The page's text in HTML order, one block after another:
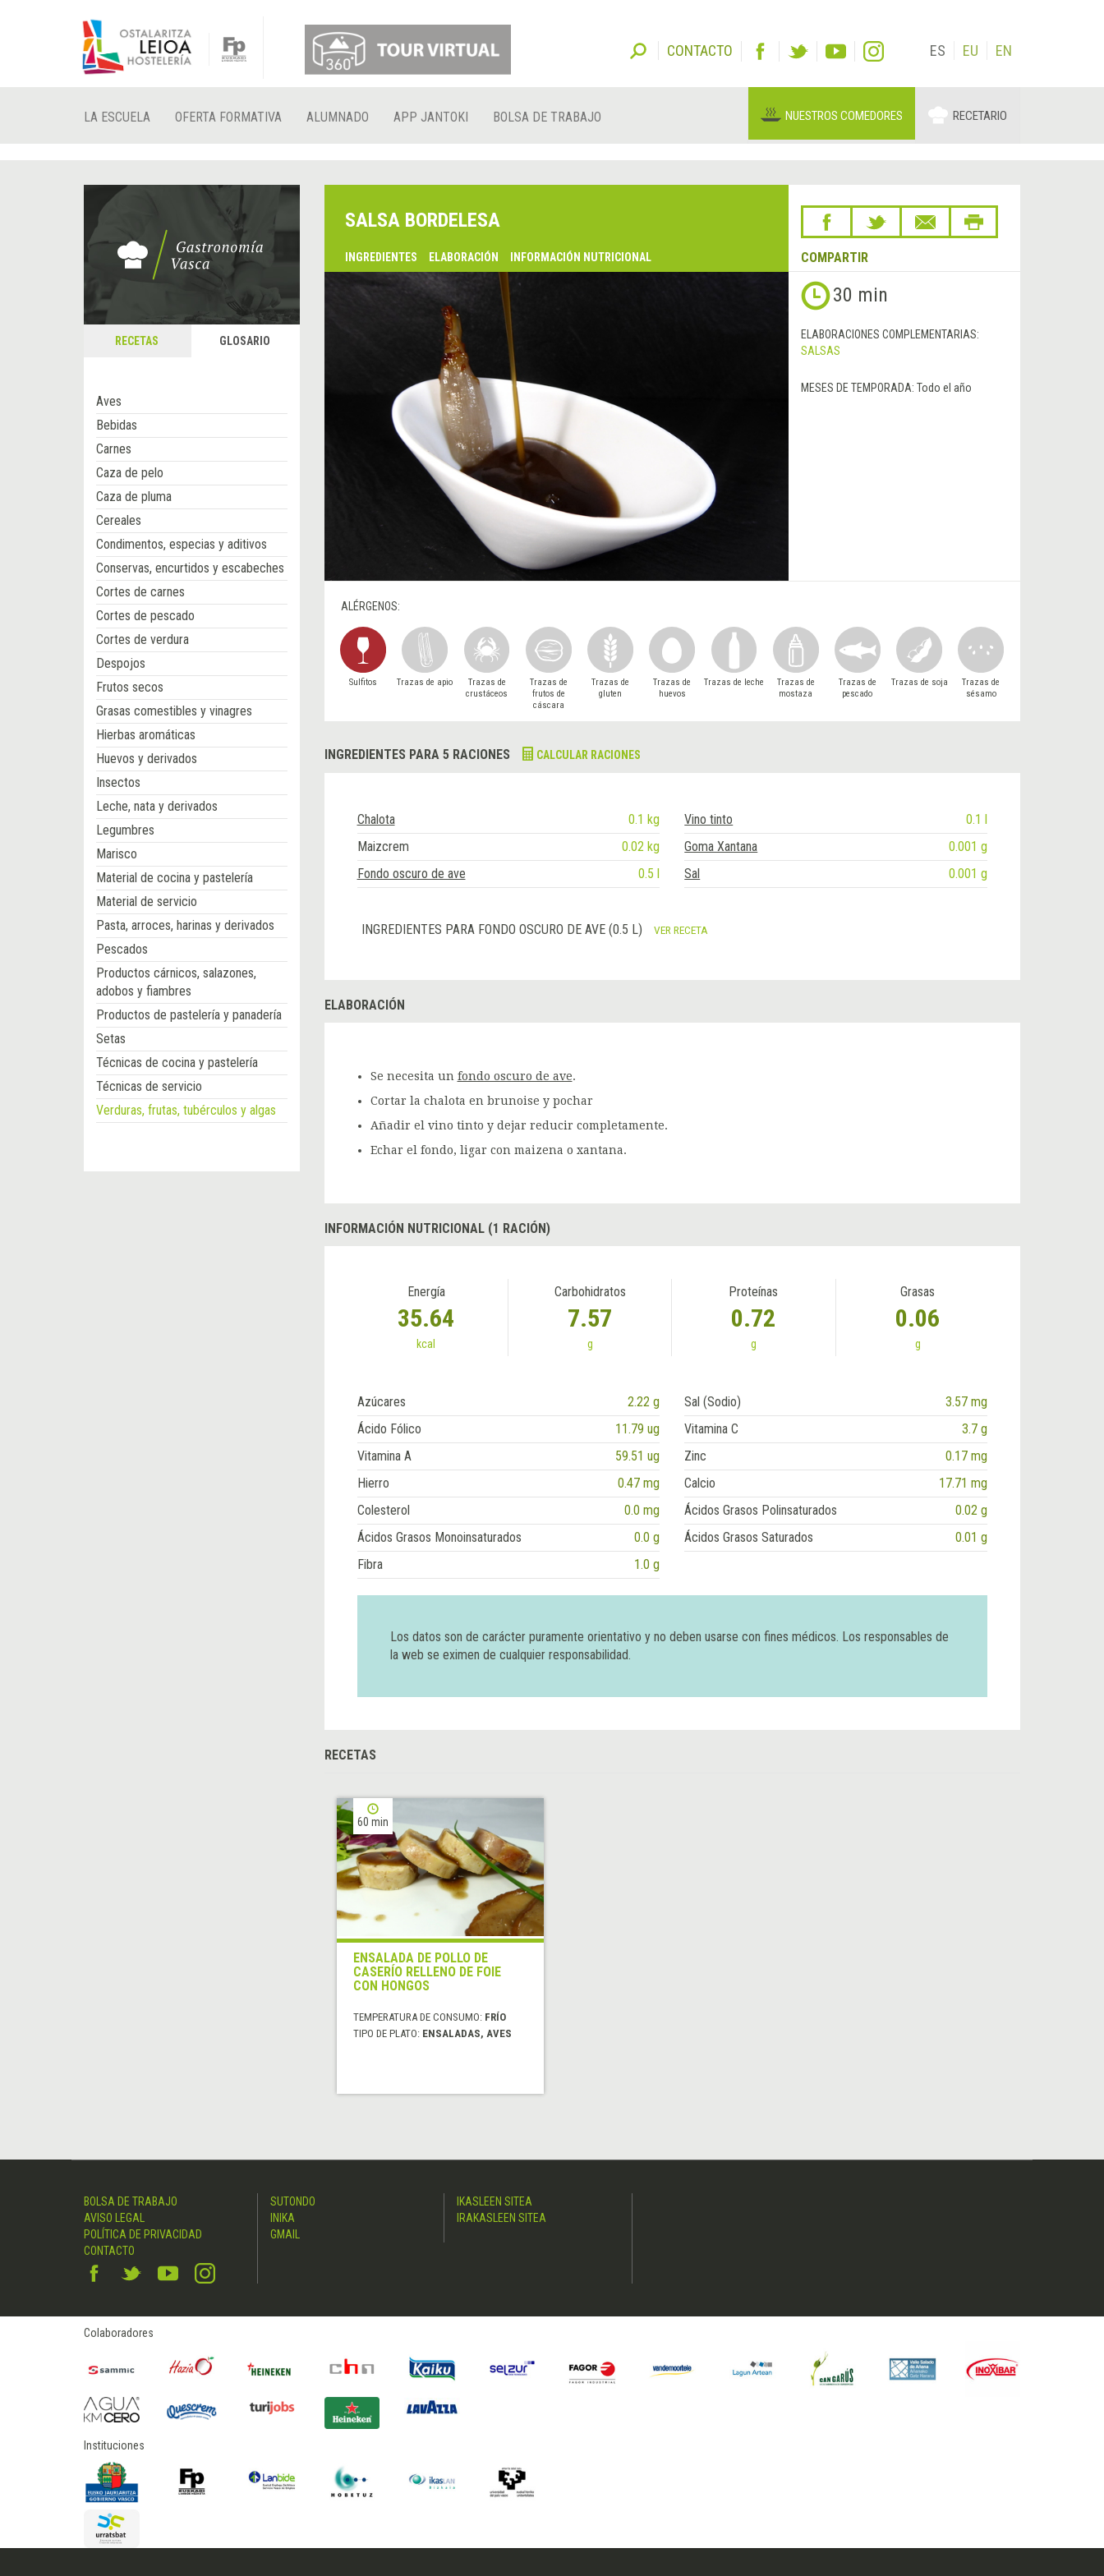
CONTACTO ES EU EN
LA ESCUELA OFERTA FORMATIVA ALUMNADO APP JANTOKI BOLSA DE TRABAJO NUESTROS COMEDORES RECETARIO
RECETAS GLOSARIO
Aves
Bebidas
Carnes
Caza de pelo
Caza de pluma
Cereales
Condimentos, especias y aditivos
Conservas, encurtidos y escabeches
Cortes de carnes
Cortes de pescado
Cortes de verdura
Despojos
Frutos secos
Grasas comestibles y vinagres
Hierbas aromáticas
Huevos y derivados
Insectos
Leche, nata y derivados
Legumbres
Marisco
Material de cocina y pastelería
Material de servicio
Pasta, arroces, harinas y derivados
Pescados
Productos cárnicos, salazones,
adobos y fiambres
Productos de pastelería y panadería
Setas
Técnicas de cocina y pastelería
Técnicas de servicio
Verduras, frutas, tubérculos y algas
SALSA BORDELESA
INGREDIENTES ELABORACIÓN INFORMACIÓN NUTRICIONAL COMPARTIR
30 min
ELABORACIONES COMPLEMENTARIAS:
SALSAS
MESES DE TEMPORADA: Todo el año
ALÉRGENOS:
Sulfitos Trazas de apio
Trazas de
crustáceos
Trazas de
frutos de
cáscara
Trazas de
gluten
Trazas de
huevos
Trazas de leche
Trazas de
mostaza
Trazas de
pescado
Trazas de soja
Trazas de
sésamo
INGREDIENTES PARA 5 RACIONES CALCULAR RACIONES
Chalota 0.1 kg Vino tinto
0.1 l
Maizcrem
0.02 kg Goma Xantana
0.001 g
Fondo oscuro de ave
0.5 l Sal 0.001 g
INGREDIENTES PARA FONDO OSCURO DE AVE (0.5 L) VER RECETA
ELABORACIÓN
Se necesita un fondo oscuro de ave.
Cortar la chalota en brunoise y pochar
Añadir el vino tinto y dejar reducir completamente.
Echar el fondo, ligar con maizena o xantana.
INFORMACIÓN NUTRICIONAL (1 RACIÓN)
Energía
35.64
kcal
Carbohidratos
7.57
g
Proteínas
0.72
g
Grasas
0.06
g
Azúcares 2.22 g Sal (Sodio)
3.57 mg
Ácido Fólico
11.79 ug Vitamina C
3.7 g
Vitamina A
59.51 ug Zinc
0.17 mg
Hierro
0.47 mg Calcio
17.71 mg
Colesterol
0.0 mg Ácidos Grasos Polinsaturados
0.02 g
Ácidos Grasos Monoinsaturados
0.0 g Ácidos Grasos Saturados
0.01 g
Fibra
1.0 g
Los datos son de carácter puramente orientativo y no deben usarse con fines médicos. Los responsables de
la web se eximen de cualquier responsabilidad.
RECETAS
60 min
ENSALADA DE POLLO DE
CASERÍO RELLENO DE FOIE
CON HONGOS
TEMPERATURA DE CONSUMO: FRÍO
TIPO DE PLATO: ENSALADAS, AVES
BOLSA DE TRABAJO
AVISO LEGAL
POLÍTICA DE PRIVACIDAD
CONTACTO
SUTONDO
INIKA
GMAIL
IKASLEEN SITEA
IRAKASLEEN SITEA
Colaboradores
Instituciones